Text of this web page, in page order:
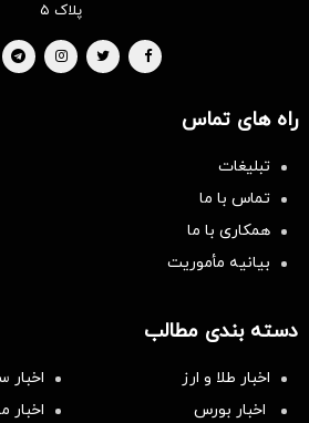
پلاک ۵
راه های تماس
تبلیغات
تماس با ما
همکاری با ما
بیانیه مأموریت
دسته بندی مطالب
اخبار طلا و ارز
اخبار بورس